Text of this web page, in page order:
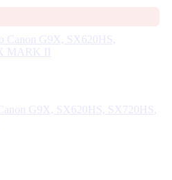
G9X, SX620HS, SX720HS,